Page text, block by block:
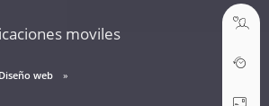
moviles
Diseño web